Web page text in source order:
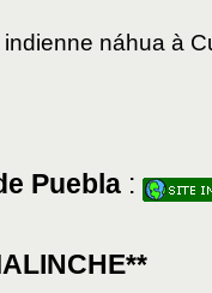
náhua à
Puebla :